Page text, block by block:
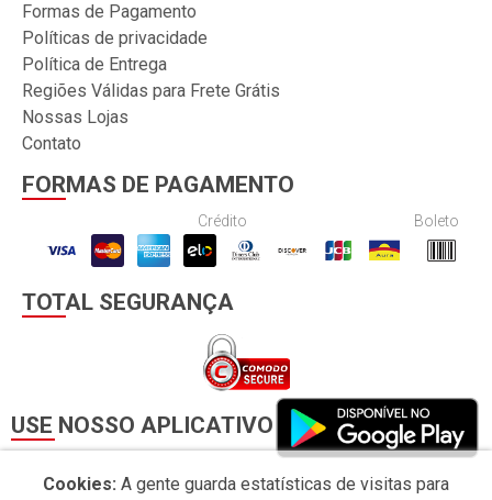
Formas de Pagamento
Políticas de privacidade
Política de Entrega
Regiões Válidas para Frete Grátis
Nossas Lojas
Contato
FORMAS DE PAGAMENTO
Crédito Boleto
TOTAL SEGURANÇA
USE NOSSO APLICATIVO
Cookies: A gente guarda estatísticas de visitas para